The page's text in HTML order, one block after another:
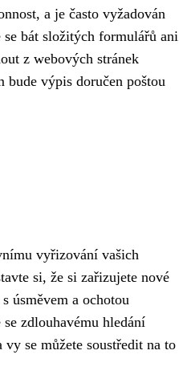
a je často vyžadován
bát složitých formulářů ani
z webových stránek
výpis doručen poštou
vyřizování vašich
si, že si zařizujete nové
úsměvem a ochotou
zdlouhavému hledání
se můžete soustředit na to